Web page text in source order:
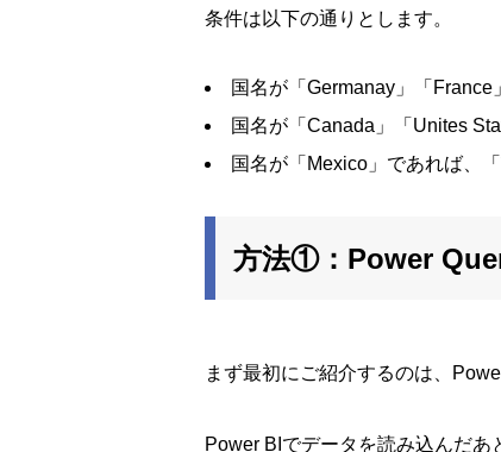
条件は以下の通りとします。
国名が「Germanay」「
国名が「Canada」「Unites
国名が「Mexico」であれば、
方法①：Power
まず最初にご紹介するのは、
Power BIでデータを読み込んだ